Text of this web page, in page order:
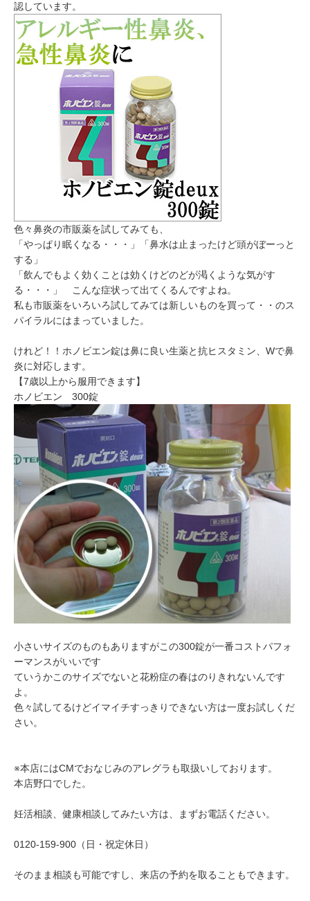
認しています。
色々鼻炎の市販薬を試してみても、
「やっぱり眠くなる・・・」「鼻水は止まったけど頭がぼーっと
する」
「飲んでもよく効くことは効くけどのどが渇くような気がす
る・・・」 こんな症状って出てくるんですよね。
私も市販薬をいろいろ試してみては新しいものを買って・・のス
パイラルにはまっていました。
けれど！！ホノビエン錠は鼻に良い生薬と抗ヒスタミン、Wで鼻
炎に対応します。
【7歳以上から服用できます】
ホノビエン 300錠
小さいサイズのものもありますがこの300錠が一番コストパフォ
ーマンスがいいです
ていうかこのサイズでないと花粉症の春はのりきれないんです
よ。
色々試してるけどイマイチすっきりできない方は一度お試しくだ
さい。
※本店にはCMでおなじみのアレグラも取扱いしております。
本店野口でした。
妊活相談、健康相談してみたい方は、まずお電話ください。
0120-159-900（日・祝定休日）
そのまま相談も可能ですし、来店の予約を取ることもできます。